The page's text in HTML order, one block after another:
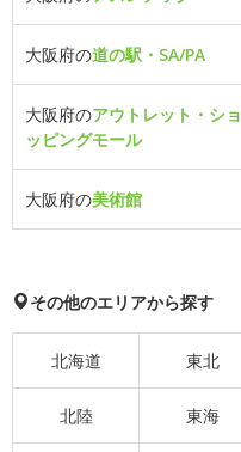
大阪府の道の駅・SA/PA
大阪府のアウトレット・ショ
ッピングモール
大阪府の美術館
その他のエリアから探す
北海道 東北
北陸 東海